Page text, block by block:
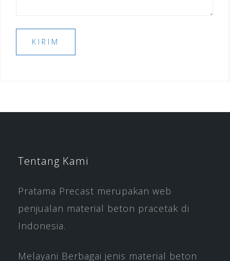
Tentang Kami
Pratama Precast merupakan web
penjualan material beton pracetak di
Indonesia.
Melayani Berbagai jenis material beton